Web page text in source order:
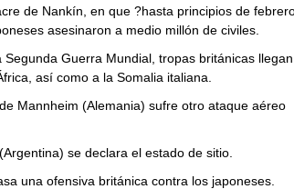
de Nankín, en que ?hasta principios de
asesinaron a medio millón de civiles.
Segunda Guerra Mundial, tropas británicas
así como a la Somalia italiana.
Mannheim (Alemania) sufre otro ataque aéreo
se declara el estado de sitio.
una ofensiva británica contra los japoneses.